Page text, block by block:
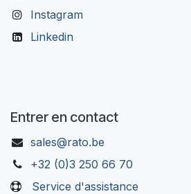
Instagram
Linkedin
Entrer en contact
sales@rato.be
+32 (0)3 250 66 70
Service d'assistance